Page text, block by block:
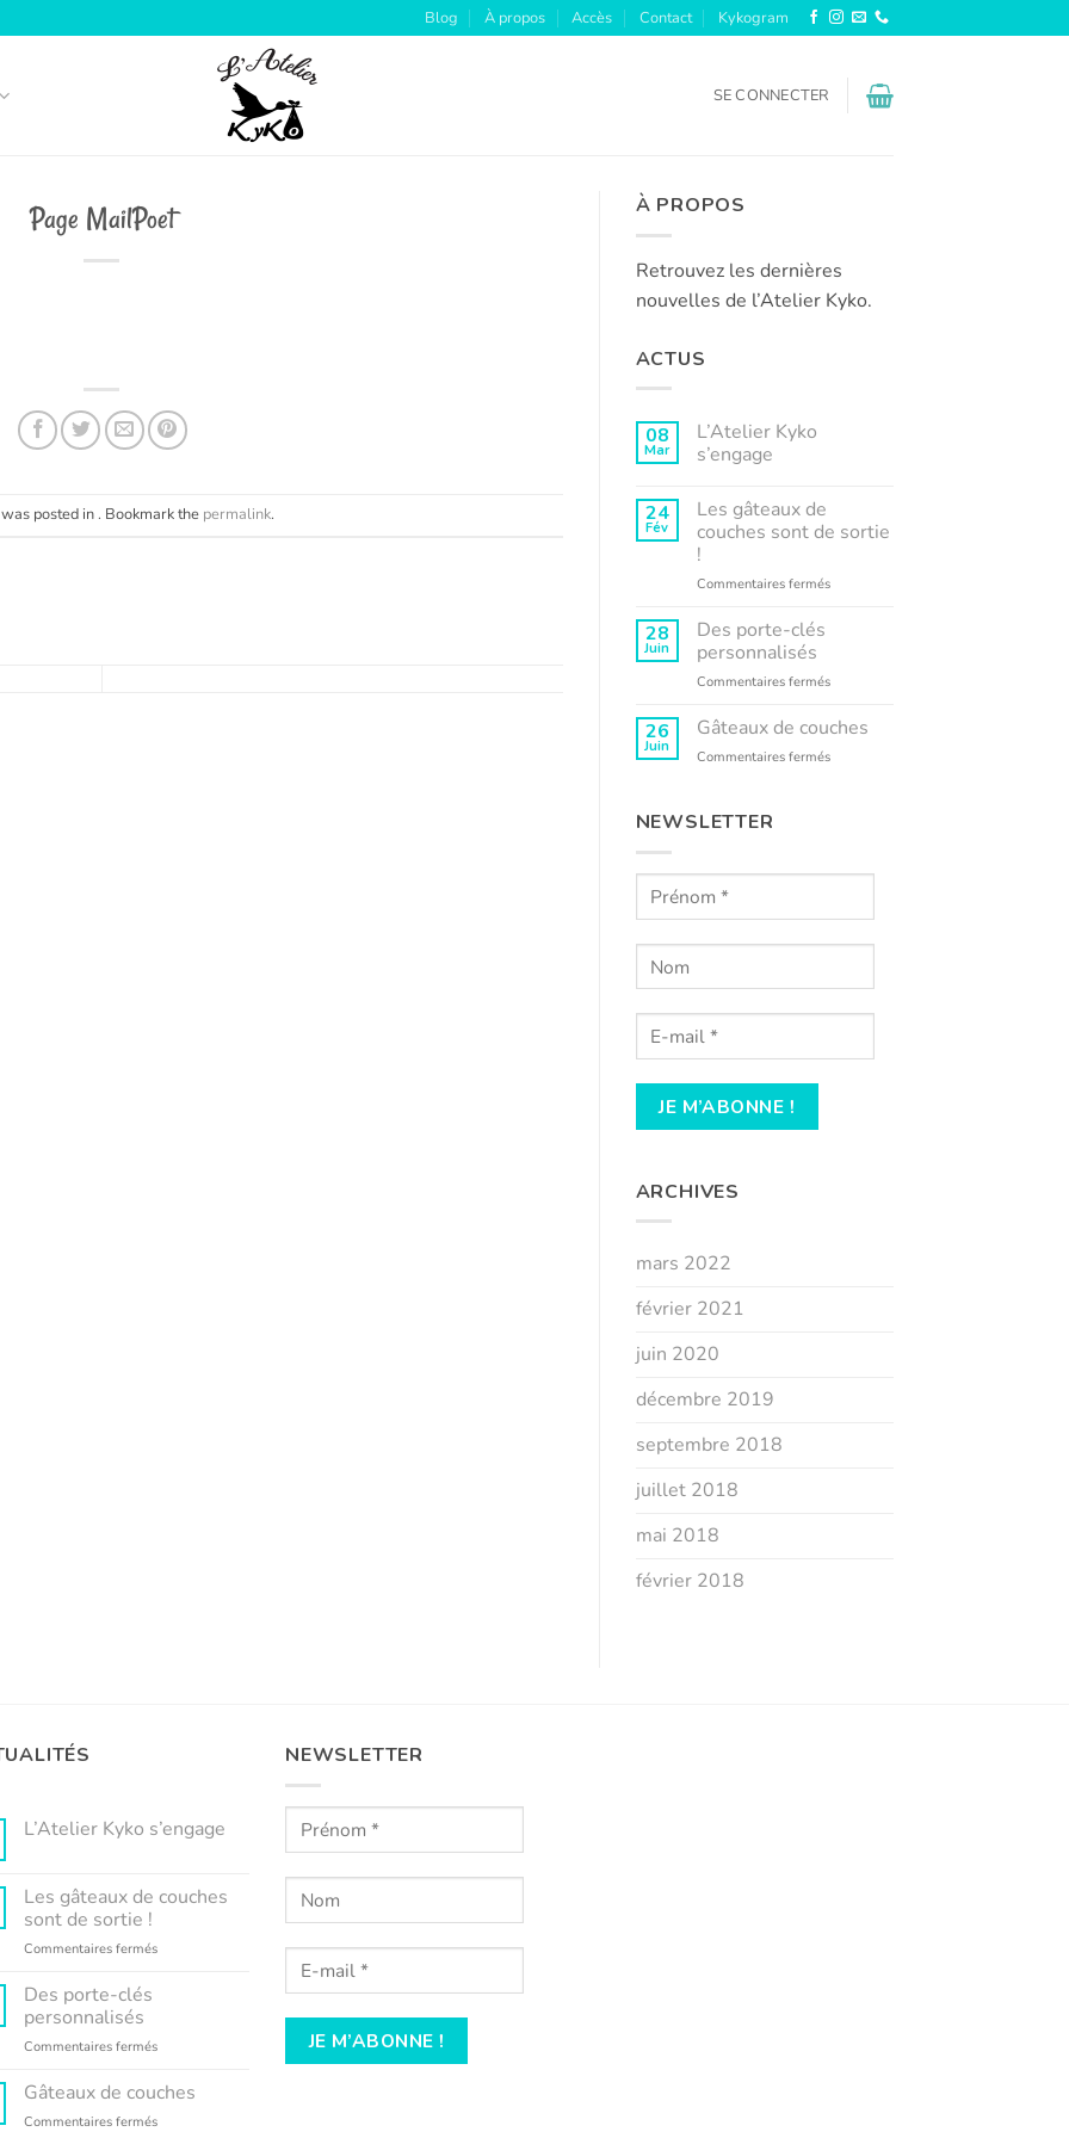
Blog À propos Accès Contact Kykogram
SE CONNECTER
Page MailPoet
posted in . Bookmark the permalink.
À PROPOS
Retrouvez les dernières
nouvelles de l’Atelier Kyko.
ACTUS
08
Mar
L’Atelier Kyko
s’engage
sur
L’Atelier
Kyko
s’engage
24
Fév
Les gâteaux de
couches sont de sortie
!
Commentaires ferméssur
sont
sortie
28
Juin
Des porte-clés
personnalisés
Commentaires ferméssur
porte-
personnalisés
26
Juin
Gâteaux de couches
Commentaires ferméssur
NEWSLETTER
ARCHIVES
mars 2022
février 2021
juin 2020
décembre 2019
septembre 2018
juillet 2018
mai 2018
février 2018
L’Atelier Kyko s’engage
L’Atelier
Kyko
s’engage
Les gâteaux de couches
sont de sortie !
Commentaires ferméssur
sont
sortie
Des porte-clés
personnalisés
Commentaires ferméssur
porte-
personnalisés
Gâteaux de couches
Commentaires ferméssur
NEWSLETTER